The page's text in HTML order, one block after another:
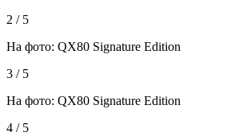
2 / 5
На фото: QX80 Signature Edition
3 / 5
На фото: QX80 Signature Edition
4 / 5